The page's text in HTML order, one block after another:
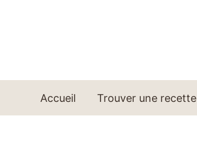
Accueil Trouver une recette